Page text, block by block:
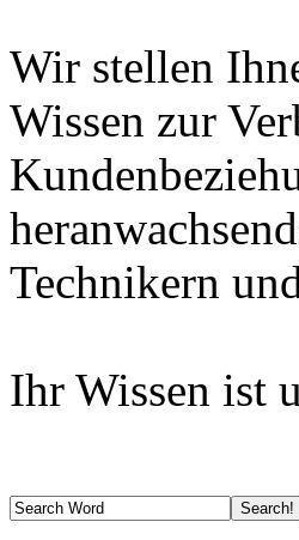
Wir stellen
Wissen zur
Technikern
Ihr Wissen ist